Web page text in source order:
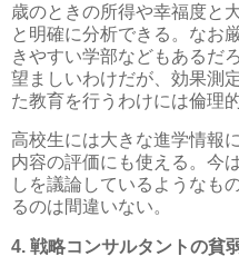
歳のときの所得や幸福度と
と明確に分析できる。なお
きやすい学部などもあるだ
望ましいわけだが、効果測
た教育を行うわけには倫理
高校生には大きな進学情報
内容の評価にも使える。今
しを議論しているようなも
るのは間違いない。
4. 戦略コンサルタントの貧